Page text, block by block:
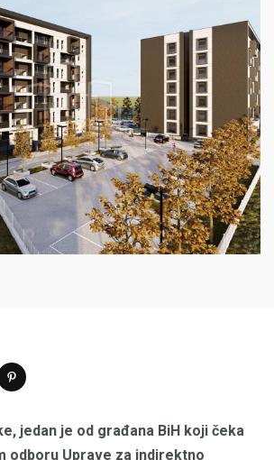
jedan je od građana BiH koji čeka
odboru Uprave za indirektno